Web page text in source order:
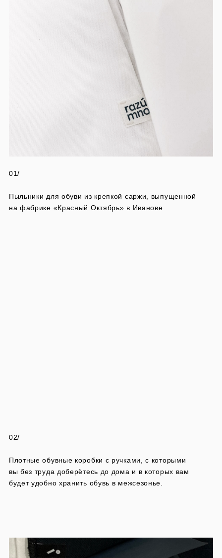
01/
Пыльники для обуви из крепкой саржи, выпущенной
на фабрике «Красный Октябрь» в Иванове
02/
Плотные обувные коробки с ручками, с которыми
вы без труда доберётесь до дома и в которых вам
будет удобно хранить обувь в межсезонье.